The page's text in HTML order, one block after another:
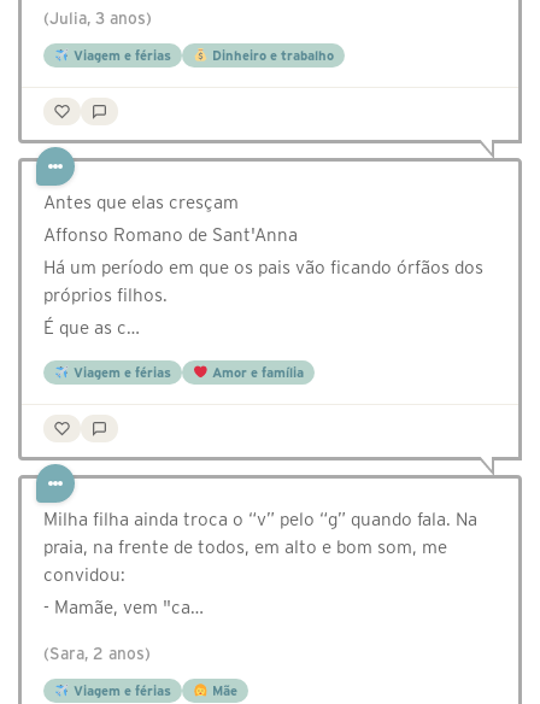
(Julia, 3 anos)
Viagem e férias Dinheiro e trabalho
Antes que elas cresçam
Affonso Romano de Sant'Anna
Há um período em que os pais vão ficando órfãos dos
próprios filhos.
É que as c…
Viagem e férias Amor e família
Milha filha ainda troca o “v” pelo “g” quando fala. Na
praia, na frente de todos, em alto e bom som, me
convidou:
- Mamãe, vem "ca…
(Sara, 2 anos)
Viagem e férias Mãe